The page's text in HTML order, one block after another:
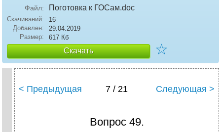
Файл: Поготовка к ГОСам.doc
Скачиваний:
16
Добавлен:
29.04.2019
Размер:
617 Кб
Скачать ☆
< Предыдущая 7 / 21 Следующая >
Вопрос 49.